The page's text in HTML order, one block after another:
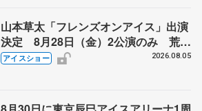
山本草太「フレンズオンアイス」出演
決定 8月28日（金）2公演のみ 荒川
静香さんプロデュース、20周年のアイ
アイスショー 2026.08.05